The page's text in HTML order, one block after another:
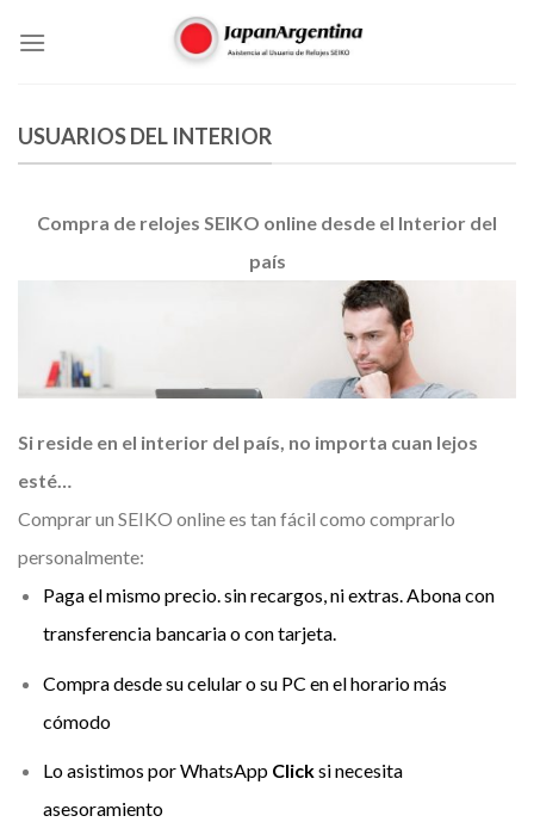
USUARIOS DEL INTERIOR
Compra de relojes SEIKO online desde el Interior del
país
Si reside en el interior del país, no importa cuan lejos
esté…
Comprar un SEIKO online es tan fácil como comprarlo
personalmente:
Paga el mismo precio. sin recargos, ni extras. Abona con
transferencia bancaria o con tarjeta.
Compra desde su celular o su PC en el horario más
cómodo
Lo asistimos porWhatsApp Clicksi necesita
asesoramiento